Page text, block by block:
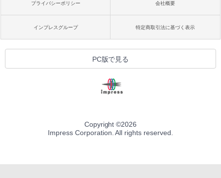
プライバシーポリシー 会社概要
インプレスグループ 特定商取引法に基づく表示
PC版で見る
Copyright ©2026
Impress Corporation. All rights reserved.